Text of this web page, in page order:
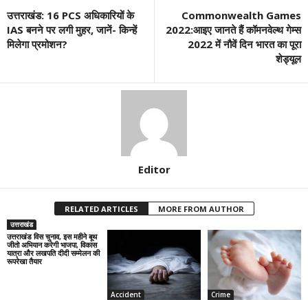
उत्तराखंड: 16 PCS अधिकारियों के
IAS बनने पर लगी मुहर, जानें- किन्हें
मिलेगा प्रमोशन?
Commonwealth Games
2022:आइए जानते हैं कॉमनवेल्थ गेम्स
2022 में नौवें दिन भारत का पूरा
शेड्यूल
Editor
RELATED ARTICLES MORE FROM AUTHOR
उत्तराखंड
उत्तराखंड विस चुनाव, इस महीने बूथ
जीतो अभियान करेगी भाजपा, विकास
यात्रा और लखपति दीदी सम्मेलन की
रूपरेखा तैयार
Accident Crime